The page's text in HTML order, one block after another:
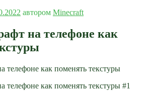
автором Minecraft
на телефоне как